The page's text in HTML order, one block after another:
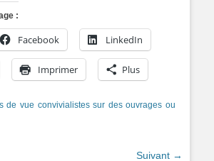
:
Facebook LinkedIn
Imprimer Plus
de vue convivialistes sur des ouvrages ou
Suivant →